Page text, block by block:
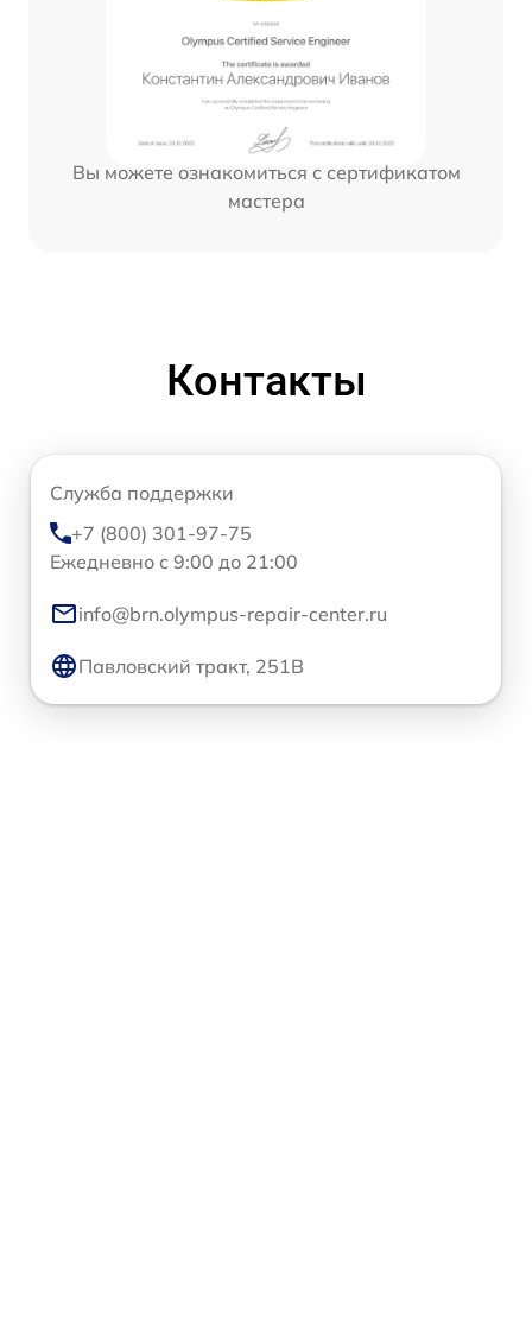
Вы можете ознакомиться с сертификатом
мастера
Контакты
Служба поддержки
+7 (800) 301-97-75
Ежедневно с 9:00 до 21:00
info@brn.olympus-repair-center.ru
Павловский тракт, 251В